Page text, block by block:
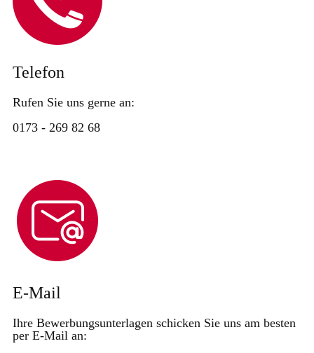
Telefon
Rufen Sie uns gerne an:
0173 - 269 82 68
E-Mail
Ihre Bewerbungsunterlagen schicken Sie uns am besten
per E-Mail an: